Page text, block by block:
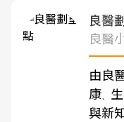
良醫
良醫
由良
康、
與新